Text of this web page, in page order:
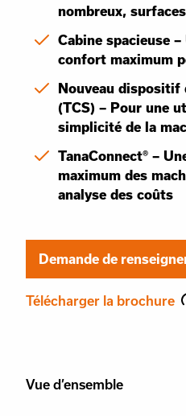
nombreux,
Cabine spacieuse
confort maximum
Nouveau dispositif
(TCS) – Pour une
simplicité de la
TanaConnect® –
maximum des
analyse des coûts
Demande de
Télécharger la brochure
Vue d’ensemble